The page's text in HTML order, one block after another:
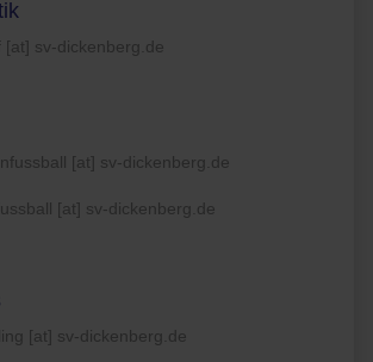
[at] sv-dickenberg.de
[at] sv-dickenberg.de
[at] sv-dickenberg.de
[at] sv-dickenberg.de